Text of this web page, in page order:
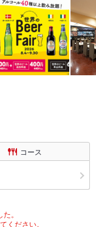
コース
。
ください。